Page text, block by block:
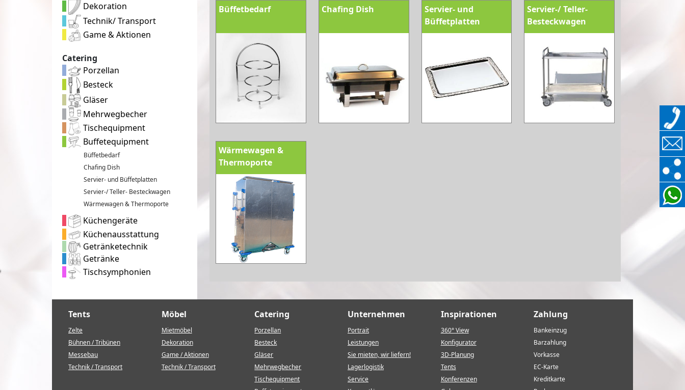
Dekoration
Technik/ Transport
Game & Aktionen
Catering
Porzellan
Besteck
Gläser
Mehrwegbecher
Tischequipment
Buffetequipment
Büffetbedarf
Chafing Dish
Servier- und Büffetplatten
Servier-/ Teller- Besteckwagen
Wärmewagen & Thermoporte
Küchengeräte
Küchenausstattung
Getränketechnik
Getränke
Tischsymphonien
Büffetbedarf Chafing Dish
Servier- und
Büffetplatten
Servier-/ Teller-
Besteckwagen
Wärmewagen &
Thermoporte
Tents
Zelte
Bühnen / Tribünen
Messebau
Technik / Transport
Möbel
Mietmöbel
Dekoration
Game / Aktionen
Technik / Transport
Catering
Porzellan
Besteck
Gläser
Mehrwegbecher
Tischequipment
Unternehmen
Portrait
Leistungen
Sie mieten, wir liefern!
Lagerlogistik
Service
Inspirationen
360° View
Konfigurator
3D-Planung
Tents
Konferenzen
Zahlung
Bankeinzug
Barzahlung
Vorkasse
EC-Karte
Kreditkarte